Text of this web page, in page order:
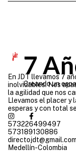
7
Creando un
En JDT llevamos 7
inolvidables. Nos
la agilidad que nos
Llevamos el placer y
esperas y con total
573226499497
573189130886
directojdt@gmail.com
Medellín-Colombia